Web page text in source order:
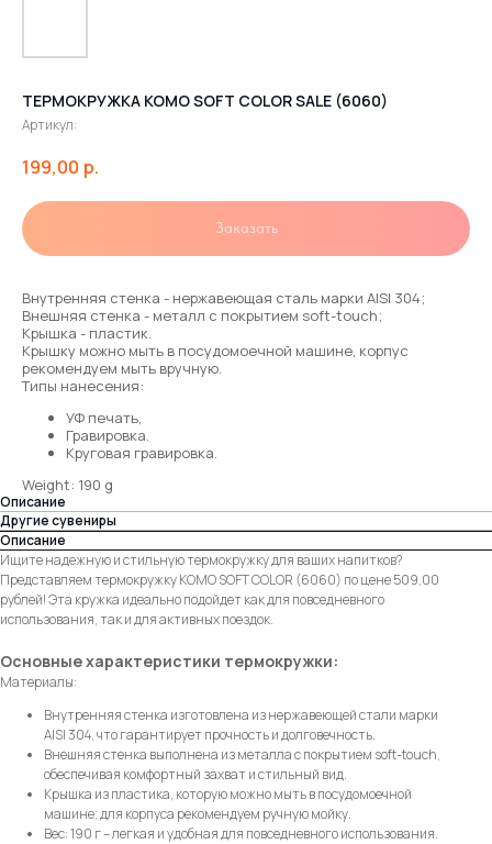
ТЕРМОКРУЖКА KOMO SOFT COLOR SALE (6060)
Артикул:
199,00 р.
Заказать
Внутренняя стенка - нержавеющая сталь марки AISI 304;
Внешняя стенка - металл с покрытием soft-touch;
Крышка - пластик.
Крышку можно мыть в посудомоечной машине, корпус
рекомендуем мыть вручную.
Типы нанесения:
УФ печать,
Гравировка.
Круговая гравировка.
Weight: 190 g
Описание
Другие сувениры
Описание
Ищите надежную и стильную термокружку для ваших напитков?
Представляем термокружку KOMO SOFT COLOR (6060) по цене 509,00
рублей! Эта кружка идеально подойдет как для повседневного
использования, так и для активных поездок.
Основные характеристики термокружки:
Материалы:
Внутренняя стенка изготовлена из нержавеющей стали марки
AISI 304, что гарантирует прочность и долговечность.
Внешняя стенка выполнена из металла с покрытием soft-touch,
обеспечивая комфортный захват и стильный вид.
Крышка из пластика, которую можно мыть в посудомоечной
машине; для корпуса рекомендуем ручную мойку.
Вес: 190 г – легкая и удобная для повседневного использования.